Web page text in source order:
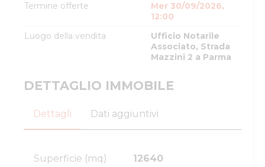
Termine offerte
Mer 30/09/2026,
12:00
Luogo della vendita
Ufficio Notarile
Associato, Strada
Mazzini 2 a Parma
DETTAGLIO IMMOBILE
Dettagli Dati aggiuntivi
Superficie (mq) 12640